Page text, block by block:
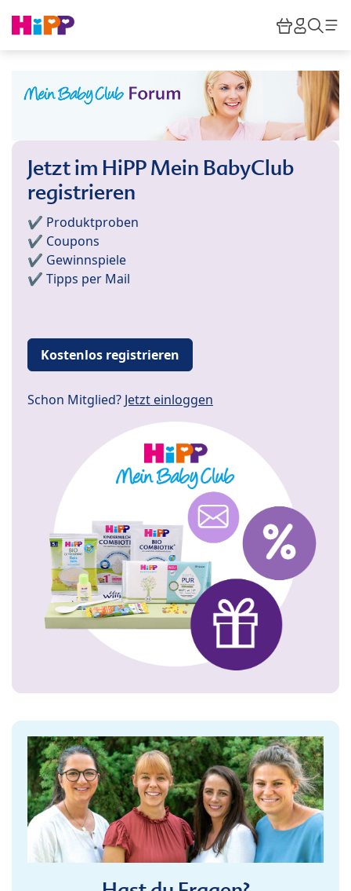
HiPP
Jetzt im HiPP Mein BabyClub
registrieren
✔️ Produktproben
✔️ Coupons
✔️ Gewinnspiele
✔️ Tipps per Mail
Kostenlos registrieren
Schon Mitglied? Jetzt einloggen